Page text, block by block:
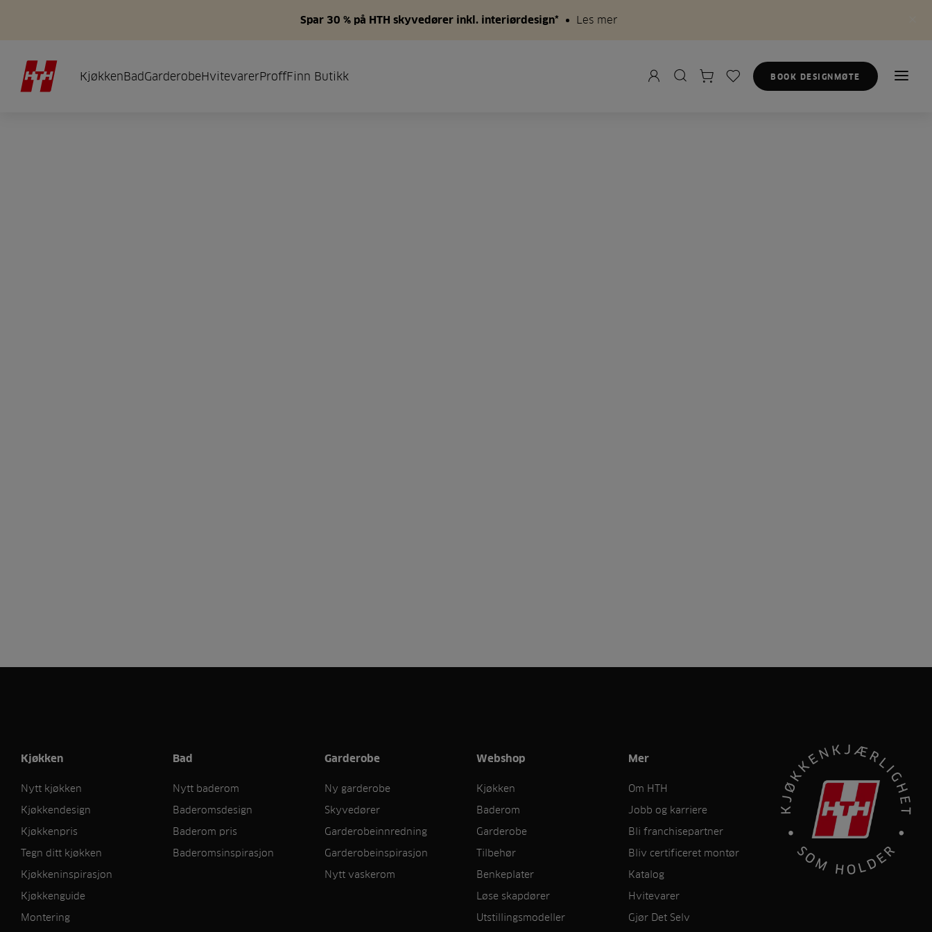
Spar 30 % på HTH skyvedører inkl. interiørdesign* Les mer
KjøkkenBadGarderobeHvitevarerProffFinn Butikk BOOK DESIGNMØTE
Kjøkken
Nytt kjøkken
Kjøkkendesign
Kjøkkenpris
Tegn ditt kjøkken
Kjøkkeninspirasjon
Kjøkkenguide
Montering
Bad
Nytt baderom
Baderomsdesign
Baderom pris
Baderomsinspirasjon
Garderobe
Ny garderobe
Skyvedører
Garderobeinnredning
Garderobeinspirasjon
Nytt vaskerom
Webshop
Kjøkken
Baderom
Garderobe
Tilbehør
Benkeplater
Løse skapdører
Utstillingsmodeller
Mer
Om HTH
Jobb og karriere
Bli franchisepartner
Bliv certificeret montør
Katalog
Hvitevarer
Gjør Det Selv